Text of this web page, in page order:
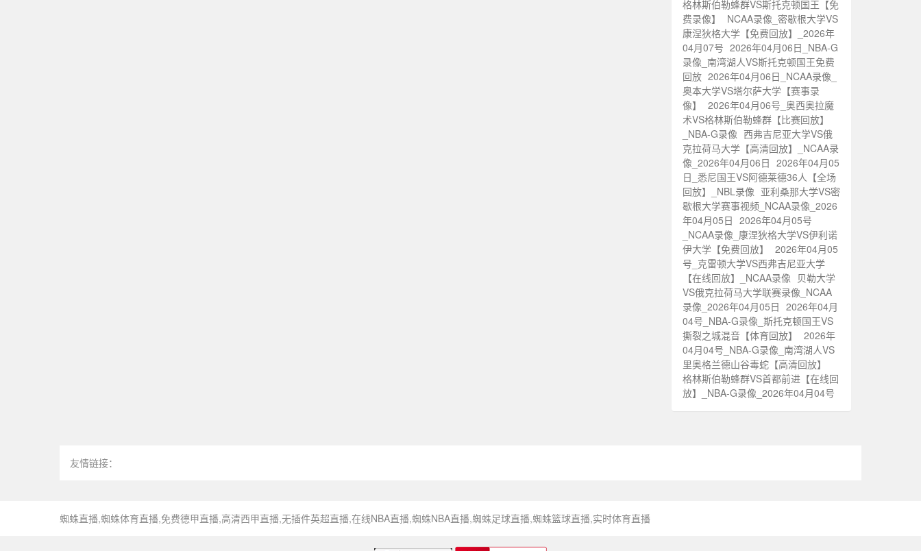
格林斯伯勒蜂群VS斯托克顿国王【免
费录像】
NCAA录像_密歇根大学VS
康涅狄格大学【免费回放】_2026年
04月07号 2026年04月06日_NBA-G
录像_南湾湖人VS斯托克顿国王免费
回放 2026年04月06日_NCAA录像_
奥本大学VS塔尔萨大学【赛事录
像】
2026年04月06号_奥西奥拉魔
术VS格林斯伯勒蜂群【比赛回放】
_NBA-G录像 西弗吉尼亚大学VS俄
克拉荷马大学【高清回放】_NCAA录
像_2026年04月06日 2026年04月05
日_悉尼国王VS阿德莱德36人【全场
回放】_NBL录像 亚利桑那大学VS密
歇根大学赛事视频_NCAA录像_2026
年04月05日 2026年04月05号
_NCAA录像_康涅狄格大学VS伊利诺
伊大学【免费回放】
2026年04月05
号_克雷顿大学VS西弗吉尼亚大学
【在线回放】_NCAA录像 贝勒大学
VS俄克拉荷马大学联赛录像_NCAA
录像_2026年04月05日 2026年04月
04号_NBA-G录像_斯托克顿国王VS
撕裂之城混音【体育回放】
2026年
04月04号_NBA-G录像_南湾湖人VS
里奥格兰德山谷毒蛇【高清回放】
格林斯伯勒蜂群VS首都前进【在线回
放】_NBA-G录像_2026年04月04号
友情链接：
蜘蛛直播,蜘蛛体育直播,免费德甲直播,高清西甲直播,无插件英超直播,在线NBA直播,蜘蛛NBA直播,蜘蛛足球直播,蜘蛛篮球直播,实时体育直播